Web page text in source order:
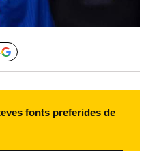
fonts preferides de